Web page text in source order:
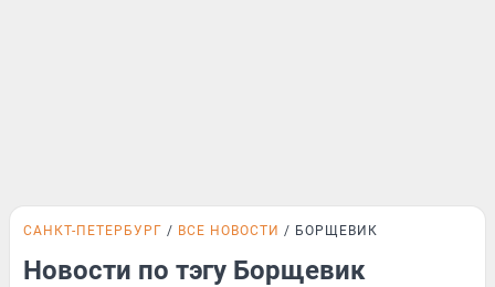
САНКТ-ПЕТЕРБУРГ ВСЕ НОВОСТИ БОРЩЕВИК
Новости по тэгу Борщевик